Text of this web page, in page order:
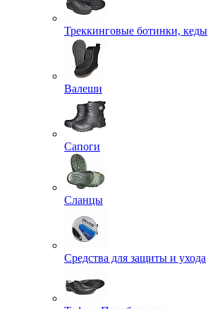
Треккинговые ботинки, кеды
Валеши
Сапоги
Сланцы
Средства для защиты и ухода